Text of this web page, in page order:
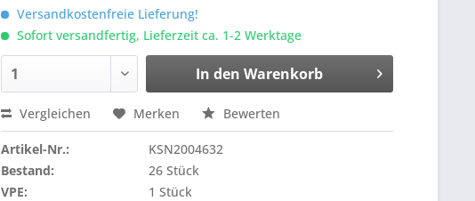
Versandkostenfreie Lieferung!
Sofort versandfertig, Lieferzeit ca. 1-2 Werktage
In den Warenkorb
Vergleichen Merken Bewerten
Artikel-Nr.:
KSN2004632
Bestand:
26 Stück
VPE:
1 Stück